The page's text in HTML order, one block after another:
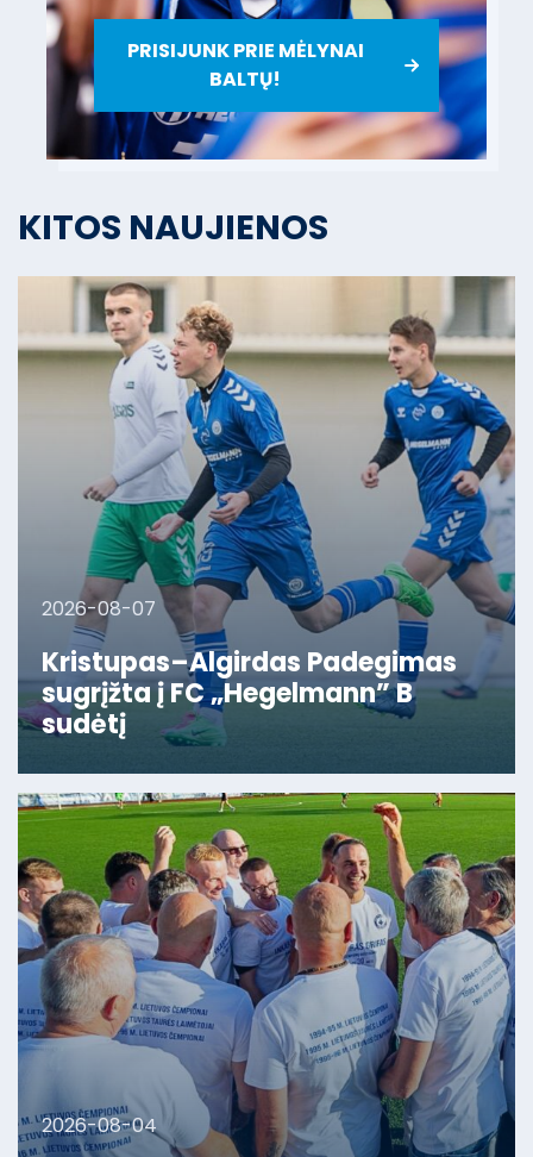
PRISIJUNK PRIE MĖLYNAI
BALTŲ!
KITOS NAUJIENOS
2026-08-07
Kristupas–Algirdas Padegimas
sugrįžta į FC „Hegelmann” B
sudėtį
2026-08-04